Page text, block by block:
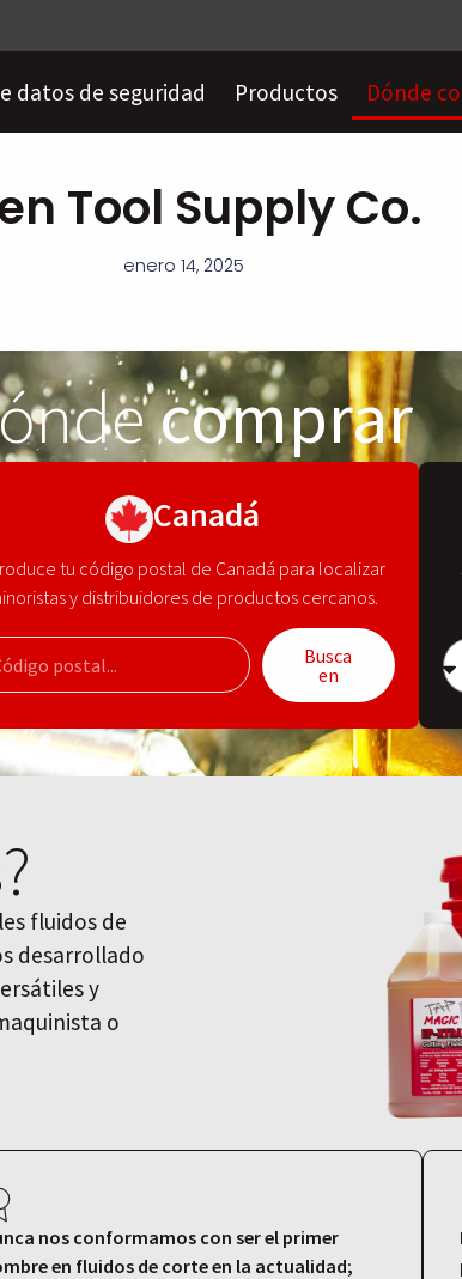
datos de seguridad Productos Dónde
Tool Supply Co.
enero 14, 2025
comprar
Canadá
tu código postal de Canadá para localizar
y distribuidores de productos cercanos.
Busca
en
?
fluidos de
desarrollado
y
o
nos conformamos con ser el primer
en fluidos de corte en la actualidad;